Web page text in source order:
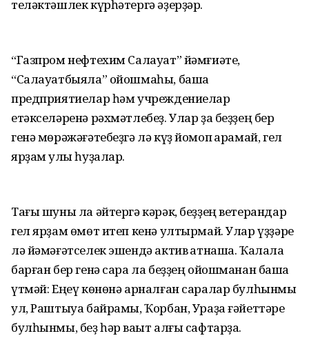
теләктәшлек күрһәтергә әҙерҙәр.
“Газпром нефтехим Салауат” йәмғиәте,
“Салауатбыяла” ойошмаһы, башҡа
предприятиелар һәм учреждениелар
етәкселәренә рәхмәтлебеҙ. Улар ҙа беҙҙең бер
генә мөрәжәғәтебеҙгә лә күҙ йомоп ҡарамай, гел
ярҙам ҡулы һуҙалар.
Тағы шуны ла әйтергә кәрәк, беҙҙең ветерандар
гел ярҙам өмөт итеп кенә ултырмай. Улар үҙҙәре
лә йәмәғәтселек эшендә актив ҡатнаша. Ҡалала
барған бер генә сара ла беҙҙең ойошманан башҡа
үтмәй: Еңеү көнөнә арналған саралар булһынмы
ул, Раштыуа байрамы, Ҡорбан, Ураҙа ғәйеттәре
булһынмы, беҙ һәр ваҡыт алғы сафтарҙа.